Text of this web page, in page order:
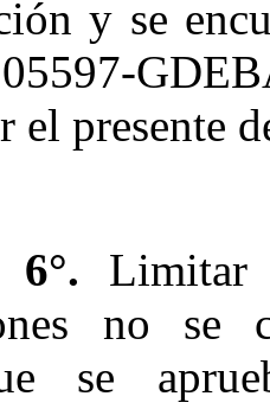
y se
el presente
Limitar
no se
se